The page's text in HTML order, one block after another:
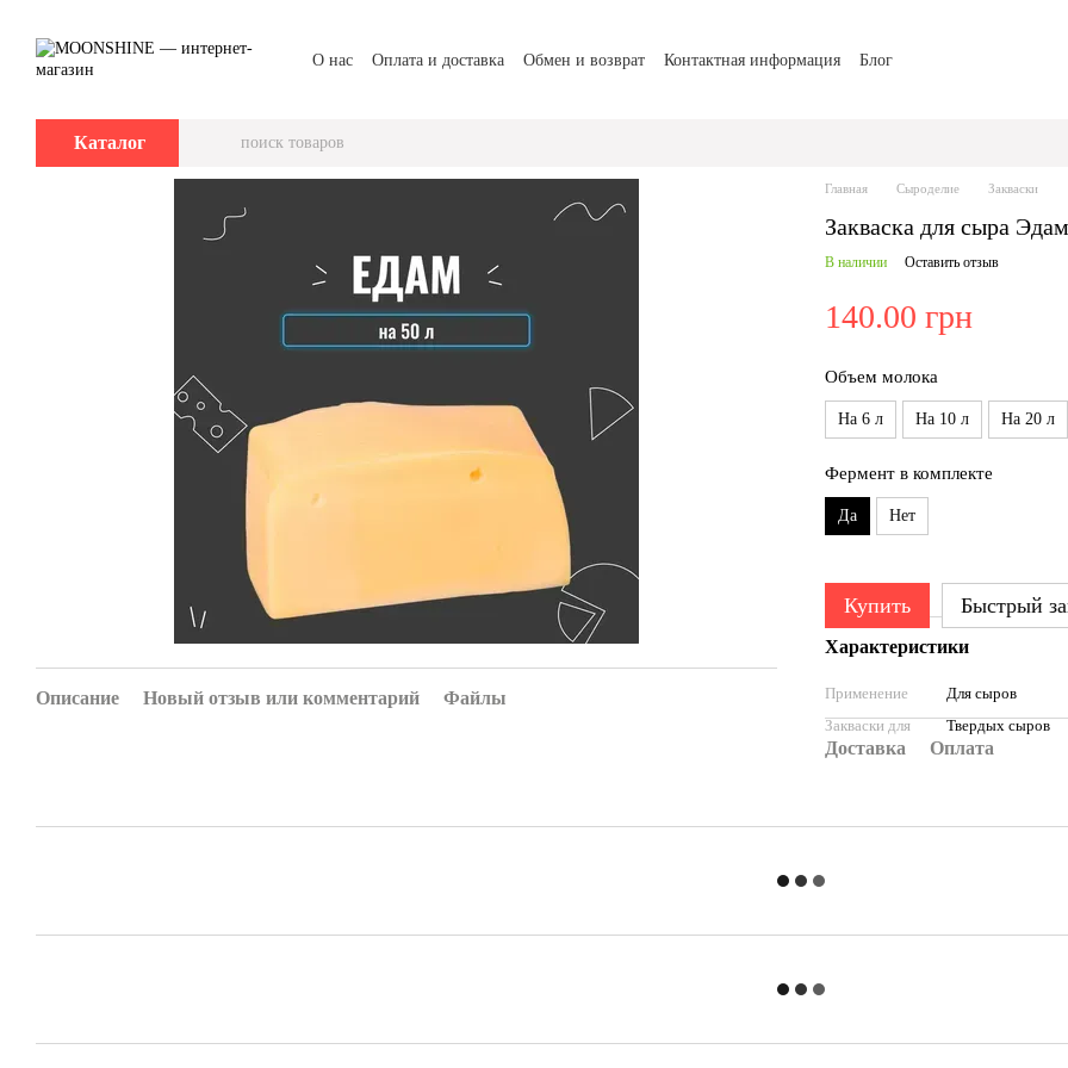
О нас Оплата и доставка Обмен и возврат Контактная информация Блог
Каталог
Описание Новый отзыв или комментарий Файлы
Главная Сыроделие Закваски
Закваска для сыра
В наличии Оставить отзыв
140.00 грн
Объем молока
На 6 л На 10 л На 20 л
Фермент в комплекте
Да Нет
Купить Быстрый
Характеристики
Применение
Для сыров
Закваски для
Твердых сыров
Доставка Оплата